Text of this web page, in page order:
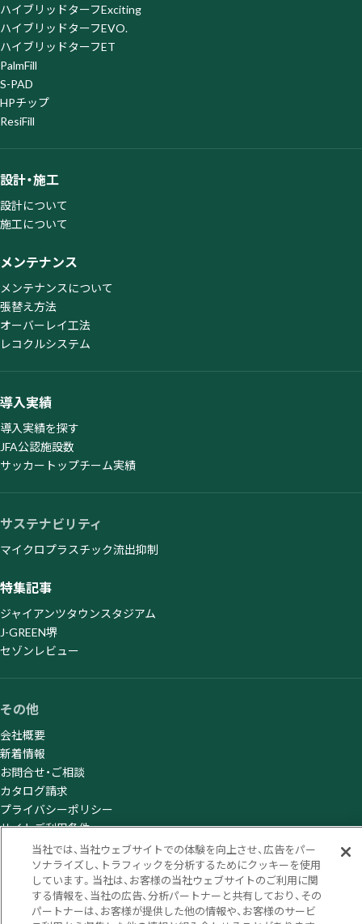
ハイブリッドターフExciting
ハイブリッドターフEVO.
ハイブリッドターフET
PalmFill
S-PAD
HPチップ
ResiFill
設計・施工
設計について
施工について
メンテナンス
メンテナンスについて
張替え方法
オーバーレイ工法
レコクルシステム
導入実績
導入実績を探す
JFA公認施設数
サッカートップチーム実績
サステナビリティ
マイクロプラスチック流出抑制
特集記事
ジャイアンツタウンスタジアム
J-GREEN堺
セゾンレビュー
その他
会社概要
新着情報
お問合せ・ご相談
カタログ請求
プライバシーポリシー
サイトご利用条件
© Sumitomo Rubber Industries, Ltd. All rights reserved.
当社では、当社ウェブサイトでの体験を向上させ、広告をパー
ソナライズし、トラフィックを分析するためにクッキーを使用
しています。当社は、お客様の当社ウェブサイトのご利用に関
する情報を、当社の広告、分析パートナーと共有しており、その
パートナーは、お客様が提供した他の情報や、お客様のサービ